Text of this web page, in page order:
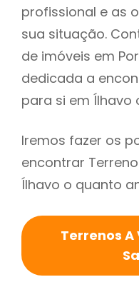
profissional e as
sua situação.
de imóveis em
dedicada a
para si em Ílhavo
Iremos fazer os
encontrar
Ílhavo o quanto
Terrenos A